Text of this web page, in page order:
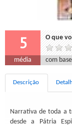
5 O que
média com
Descrição
Narrativa de toda a
desde a Pátria